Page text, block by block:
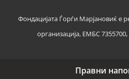
Фондацијата Ѓорѓи Марјановиќ е
организација, ЕМБС
Правни